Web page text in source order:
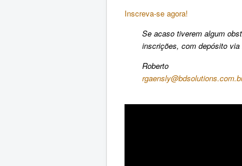
Inscreva-se agora!
Se acaso tiverem algum
inscrições, com depósito
Roberto